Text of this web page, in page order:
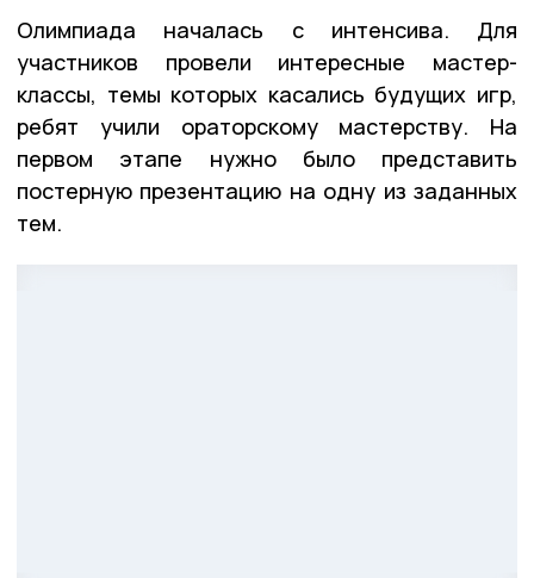
Олимпиада началась с интенсива. Для
участников провели интересные мастер-
классы, темы которых касались будущих игр,
ребят учили ораторскому мастерству. На
первом этапе нужно было представить
постерную презентацию на одну из заданных
тем.